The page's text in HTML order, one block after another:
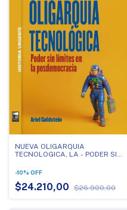
NUEVA OLIGARQUIA
TECNOLOGICA, LA - PODER SIN
POSDEMOCRACIA
-10% OFF
$24.210,00 $26.900,00